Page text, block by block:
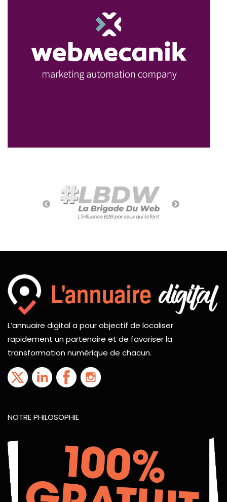
L’annuaire digital a pour objectif de localiser
rapidement un partenaire et de favoriser la
transformation numérique de chacun.
NOTRE PHILOSOPHIE